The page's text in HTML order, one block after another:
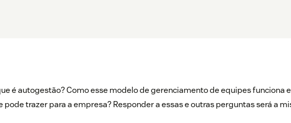
é autogestão? Como esse modelo de gerenciamento de equipes funciona
pode trazer para a empresa? Responder a essas e outras perguntas será a